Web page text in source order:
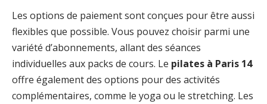
Les options de paiement sont conçues pour être aussi
flexibles que possible. Vous pouvez choisir parmi une
variété d’abonnements, allant des séances
individuelles aux packs de cours. Le pilates à Paris 14
offre également des options pour des activités
complémentaires, comme le yoga ou le stretching. Les